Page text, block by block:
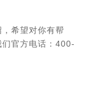
，希望对你有帮
官方电话：400-